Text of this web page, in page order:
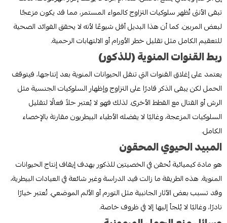
تبقى الأنثى تُظهر سلوكيات التزاوج كالمواء المستمر، مما قد يكون مزعجًا
لبعض المربين. كما أن هذا البديل أقل شيوعًا لأنه لا يحقق الفوائد الصحية
للتعقيم الكامل مثل تقليل خطر الأورام أو الالتهابات الرحمية.
ربط القنوات المنوية (للذكور)
يعتمد على إغلاق القنوات التي تنقل الحيوانات المنوية بعد إنتاجها، فيتوقف
الحمل لكن يبقى الذكر قادرًا على التزاوج وإظهار السلوكيات الجنسية مثل
الرش أو القتال مع القطط الأخرى. لذلك فهو لا يُعتبر حلاً فعالًا لتقليل
السلوكيات المزعجة، وغالبًا لا يفضله الأطباء البيطريون مقارنة بالإخصاء
الكامل.
المبيد الحيوي المحقون
هو مادة كيميائية تُحقن في الخصيتين للذكور بهدف إيقاف إنتاج الحيوانات
المنوية. هذه الطريقة ما زالت قيد الدراسة وغير شائعة في العيادات البيطرية،
وقد تسبب بعض الآثار الجانبية مثل التورم أو الألم الموضعي. تُعتبر خيارًا
نادرًا، وغالبًا لا يُلجأ إليها إلا في ظروف خاصة.